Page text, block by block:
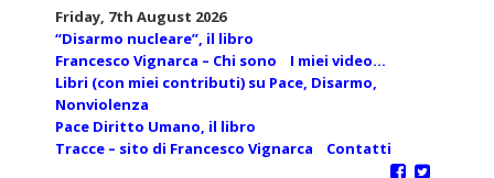
Friday, 7th August 2026
“Disarmo nucleare”, il libro
Francesco Vignarca – Chi sono
I miei video…
Libri (con miei contributi) su Pace, Disarmo,
Nonviolenza
Pace Diritto Umano, il libro
Tracce – sito di Francesco Vignarca
Contatti